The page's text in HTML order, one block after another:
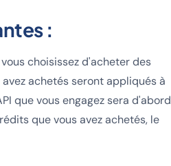
:
choisissez d'acheter des
achetés seront appliqués à
que vous engagez sera d'abord
que vous avez achetés, le